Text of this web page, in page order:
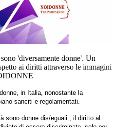
'diversamente donne'. Un
ai diritti attraverso le immagini
in Italia, nonostante la
sanciti e regolamentati.
sono donne dis/eguali ; il diritto al